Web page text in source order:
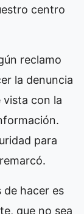
centro
reclamo
la denuncia
con la
para
hacer es
que no sea